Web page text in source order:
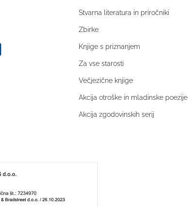
Stvarna literatura in priročniki
Zbirke
Knjige s priznanjem
Za vse starosti
Večjezične knjige
Akcija otroške in mladinske poezije
Akcija zgodovinskih serij